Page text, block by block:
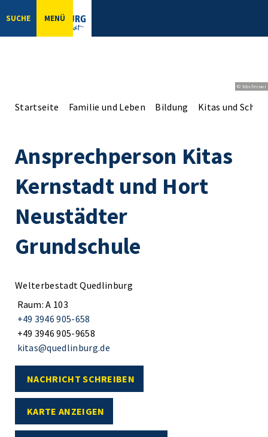
SUCHE MENÜ
© bbsferrari
Startseite Familie und Leben Bildung Kitas und
Ansprechperson Kitas
Kernstadt und Hort
Neustädter
Grundschule
Welterbestadt Quedlinburg
Raum: A 103
+49 3946 905-658
+49 3946 905-9658
kitas@quedlinburg.de
NACHRICHT SCHREIBEN
KARTE ANZEIGEN